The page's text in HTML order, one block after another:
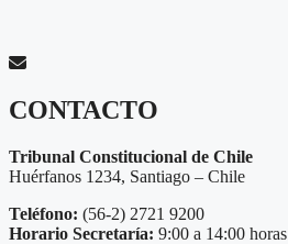
CONTACTO
Tribunal Constitucional de Chile
Huérfanos 1234, Santiago – Chile
Teléfono: (56-2) 2721 9200
Horario Secretaría: 9:00 a 14:00 horas